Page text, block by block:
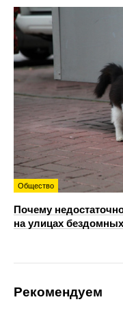
Общество
Почему
на улицах
Рекомендуем